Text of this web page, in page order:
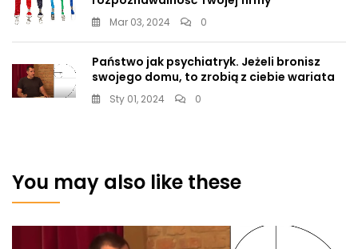
Mar 03, 2024 0
Państwo jak psychiatryk. Jeżeli bronisz
swojego domu, to zrobią z ciebie wariata
Sty 01, 2024 0
You may also like these